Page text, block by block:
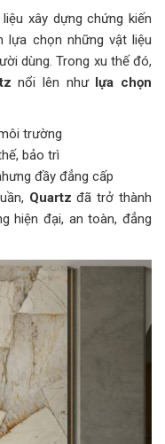
xây dựng chứng kiến
lựa chọn những vật liệu
dùng. Trong xu thế đó,
nổi lên như lựa chọn
trường
bảo trì
đầy đẳng cấp
Quartz đã trở thành
hiện đại, an toàn, đẳng